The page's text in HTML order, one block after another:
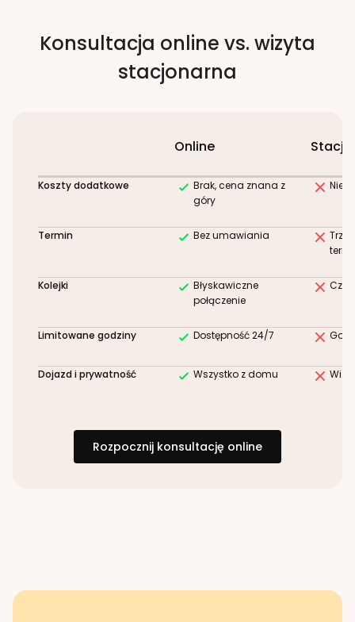
Konsultacja online vs. wizyta
stacjonarna
Online
Koszty dodatkowe
Brak, cena znana z
góry
Termin Bez umawiania
Kolejki
Błyskawiczne
połączenie
Limitowane godziny Dostępność 24/7
Dojazd i prywatność Wszystko z domu
Rozpocznij konsultację online